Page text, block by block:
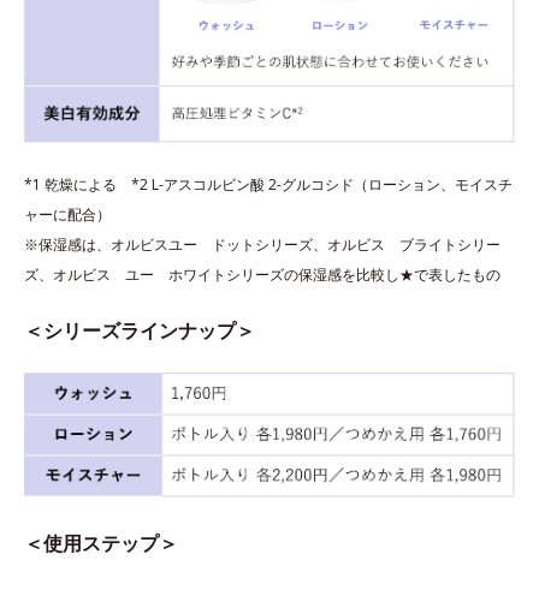
*1 乾燥による *2 L-アスコルビン酸 2-グルコシド（ローション、モイスチ
ャーに配合）
※保湿感は、オルビスユー ドットシリーズ、オルビス ブライトシリー
ズ、オルビス ユー ホワイトシリーズの保湿感を比較し★で表したもの
＜シリーズラインナップ＞
＜使用ステップ＞